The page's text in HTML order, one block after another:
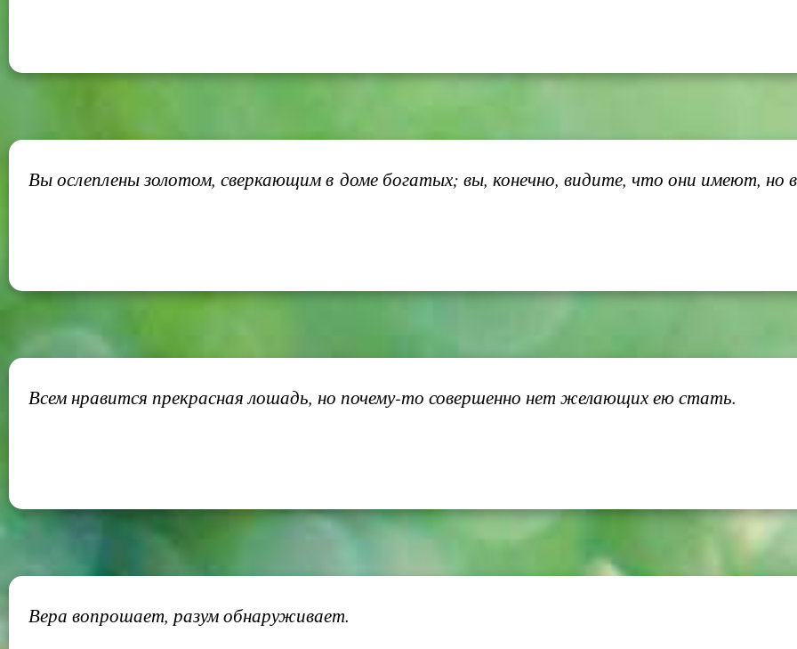
Вы ослеплены золотом, сверкающим в доме богатых; вы, конечно, видите, что они имеют, но
Всем нравится прекрасная лошадь, но почему-то совершенно нет желающих ею стать.
Вера вопрошает, разум обнаруживает.